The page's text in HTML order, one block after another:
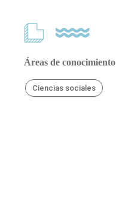
Áreas de conocimiento
Ciencias sociales